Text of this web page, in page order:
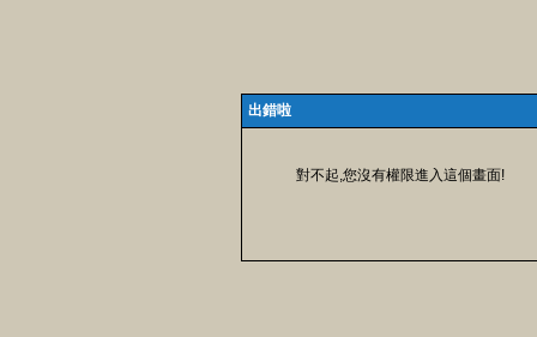
出錯啦
對不起,您沒有權限進入這個畫面!